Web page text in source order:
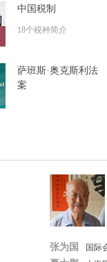
中国税制
18个税种简介
萨班斯·奥克斯利法
案
张为国 国际